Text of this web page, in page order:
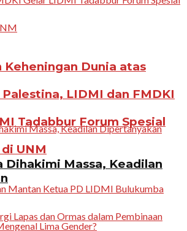
Keheningan Dunia atas
LIDMI dan FMDKI
Tadabbur Forum Spesial
UNM
Dihakimi Massa, Keadilan